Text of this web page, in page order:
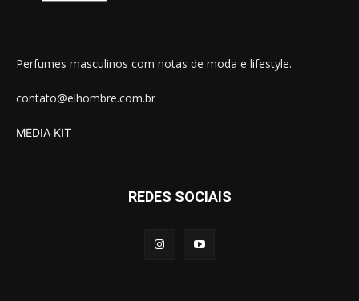
Perfumes masculinos com notas de moda e lifestyle.
contato@elhombre.com.br
MEDIA KIT
REDES SOCIAIS